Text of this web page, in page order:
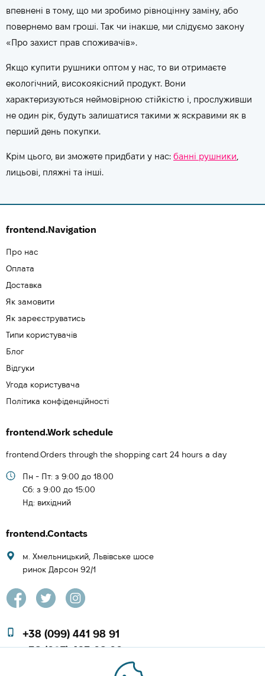
впевнені в тому, що ми зробимо рівноцінну заміну, або
повернемо вам гроші. Так чи інакше, ми слідуємо закону
«Про захист прав споживачів».
Якщо купити рушники оптом у нас, то ви отримаєте
екологічний, високоякісний продукт. Вони
характеризуються неймовірною стійкістю і, прослуживши
не один рік, будуть залишатися такими ж яскравими як в
перший день покупки.
Крім цього, ви зможете придбати у нас: банні рушники
лицьові, пляжні та інші.
frontend.Navigation
Про нас
Оплата
Доставка
Як замовити
Як зареєструватись
Типи користувачів
Блог
Відгуки
Угода користувача
Політика конфіденційності
frontend.Work schedule
frontend.Orders through the shopping cart 24 hours a day
Пн - Пт: з 9:00 до 18:00
Cб: з 9:00 до 15:00
Нд: вихідний
frontend.Contacts
м. Хмельницький, Львівське шосе
ринок Дарсон 92/1
+38 (099) 441 98 91
+38 (097) 423 08 00